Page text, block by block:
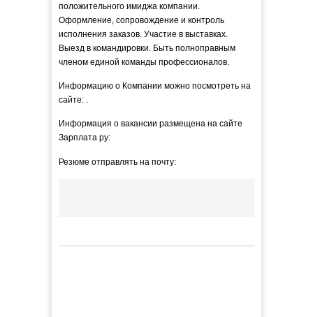
положительного имиджа компании.
Оформление, сопровождение и контроль
исполнения заказов. Участие в выставках.
Выезд в командировки. Быть полноправным
членом единой команды профессионалов.
Информацию о Компании можно посмотреть на
сайте: .
Информация о вакансии размещена на сайте
Зарплата ру:
Резюме отправлять на почту: